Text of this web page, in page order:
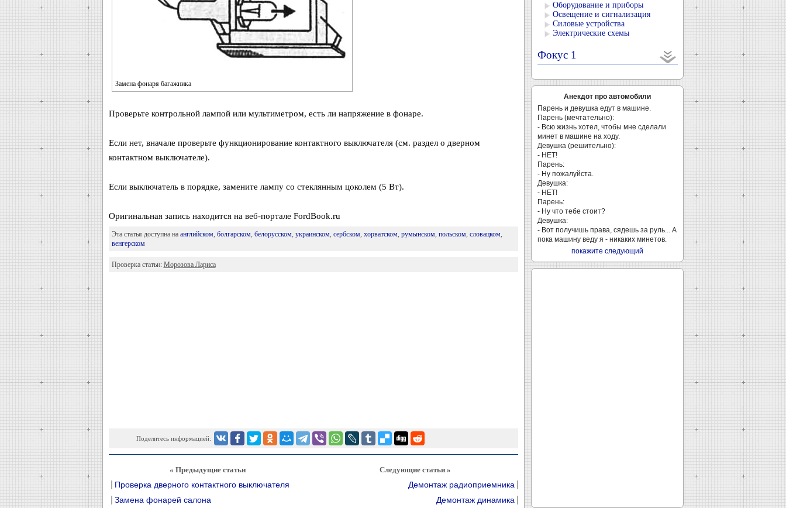
Замена фонаря багажника
Проверьте контрольной лампой или мультиметром, есть ли напряжение в фонаре.
Если нет, вначале проверьте функционирование контактного выключателя (см. раздел о дверном
контактном выключателе).
Если выключатель в порядке, замените лампу со стеклянным цоколем (5 Вт).
Оригинальная запись находится на веб-портале FordBook.ru
Эта статья доступна на английском, болгарском, белорусском, украинском, сербском, хорватском, румынском, польском, словацком,
венгерском
Проверка статьи: Морозова Лариса
Поделитесь информацией:
« Предыдущие статьи
Проверка дверного контактного выключателя
Замена фонарей салона
Следующие статьи »
Демонтаж радиоприемника
Демонтаж динамика
Оборудование и приборы
Освещение и сигнализация
Силовые устройства
Электрические схемы
Фокус 1
Анекдот про автомобили
Парень и девушка едут в машине.
Парень (мечтательно):
- Всю жизнь хотел, чтобы мне сделали
минет в машине на ходу.
Девушка (решительно):
- НЕТ!
Парень:
- Ну пожалуйста.
Девушка:
- НЕТ!
Парень:
- Ну что тебе стоит?
Девушка:
- Вот получишь права, сядешь за руль... А
пока машину веду я - никаких минетов.
покажите следующий